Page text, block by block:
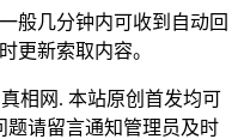
般几分钟内可收到自动回
更新索取内容。
真相网. 本站原创首发均可
题请留言通知管理员及时